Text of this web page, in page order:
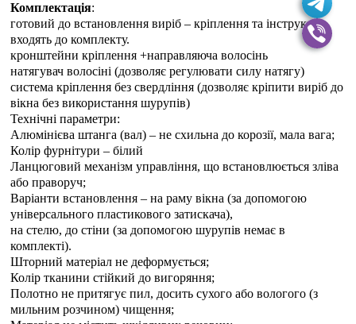
Комплектація:
готовий до встановлення виріб – кріплення та інструкція
входять до комплекту.
кронштейни кріплення +направляюча волосінь
натягувач волосіні (дозволяє регулювати силу натягу)
система кріплення без свердління (дозволяє кріпити виріб до
вікна без використання шурупів)
Технічні параметри:
Алюмінієва штанга (вал) – не схильна до корозії, мала вага;
Колір фурнітури – білий
Ланцюговий механізм управління, що встановлюється зліва
або праворуч;
Варіанти встановлення – на раму вікна (за допомогою
універсального пластикового затискача),
на стелю, до стіни (за допомогою шурупів немає в
комплекті).
Шторний матеріал не деформується;
Колір тканини стійкий до вигоряння;
Полотно не притягує пил, досить сухого або вологого (з
мильним розчином) чищення;